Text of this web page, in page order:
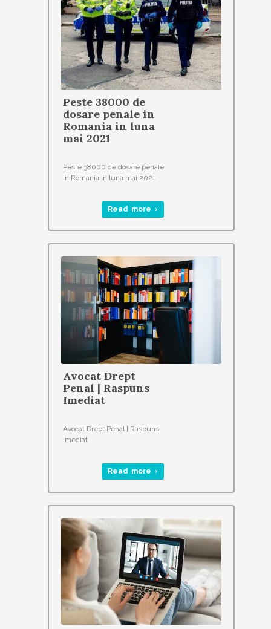
Peste 38000 de
dosare penale in
Romania in luna
mai 2021
Peste 38000 de dosare penale
in Romania in luna mai 2021
Read more ›
Avocat Drept
Penal | Raspuns
Imediat
Avocat Drept Penal | Raspuns
Imediat
Read more ›